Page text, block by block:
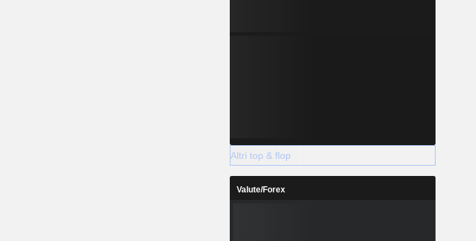
Altri top & flop
Valute/Forex